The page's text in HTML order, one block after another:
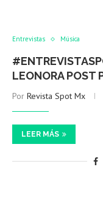
Entrevistas Música
LEONORA POST
Por Revista Spot Mx
LEER MÁS